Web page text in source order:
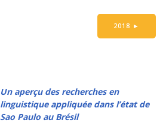
2018 ►
Un aperçu des recherches en
linguistique appliquée dans l’état de
Sao Paulo au Brésil